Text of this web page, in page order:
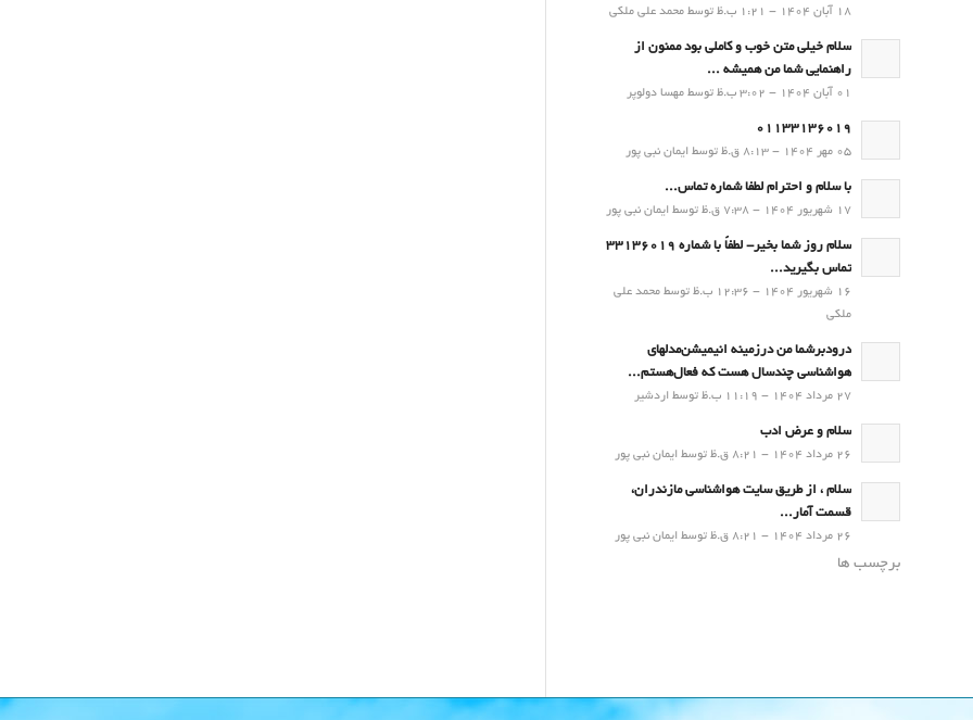
18 آبان 1404 - 1:21 ب.ظ توسط محمد علی ملکی
سلام خیلی متن خوب و کاملی بود ممنون از
راهنمایی شما من همیشه ...
01 آبان 1404 - 3:02 ب.ظ توسط مهسا دولوپر
01133136019
05 مهر 1404 - 8:13 ق.ظ توسط ایمان نبی پور
با سلام و احترام لطفا شماره تماس...
17 شهریور 1404 - 7:38 ق.ظ توسط ایمان نبی پور
سلام روز شما بخیر- لطفاً با شماره 33136019
تماس بگیرید...
16 شهریور 1404 - 12:36 ب.ظ توسط محمد علی
ملکی
درودبرشما من درزمینه انیمیشن‌مدلهای
هواشناسی چندسال هست که فعال‌هستم...
27 مرداد 1404 - 11:19 ب.ظ توسط اردشیر
سلام و عرض ادب
26 مرداد 1404 - 8:21 ق.ظ توسط ایمان نبی پور
سلام ، از طریق سایت هواشناسی مازندران،
قسمت آمار...
26 مرداد 1404 - 8:21 ق.ظ توسط ایمان نبی پور
برچسب ها